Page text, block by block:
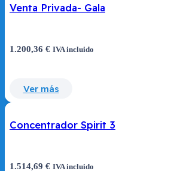
Venta Privada- Gala
1.200,36 € IVA incluido
Ver más
Concentrador Spirit 3
1.514,69 € IVA incluido